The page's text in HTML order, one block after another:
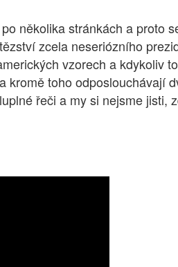
několika stránkách a
zcela neseriózního
vzorech a kdykoliv
toho
řeči a my si nejsme